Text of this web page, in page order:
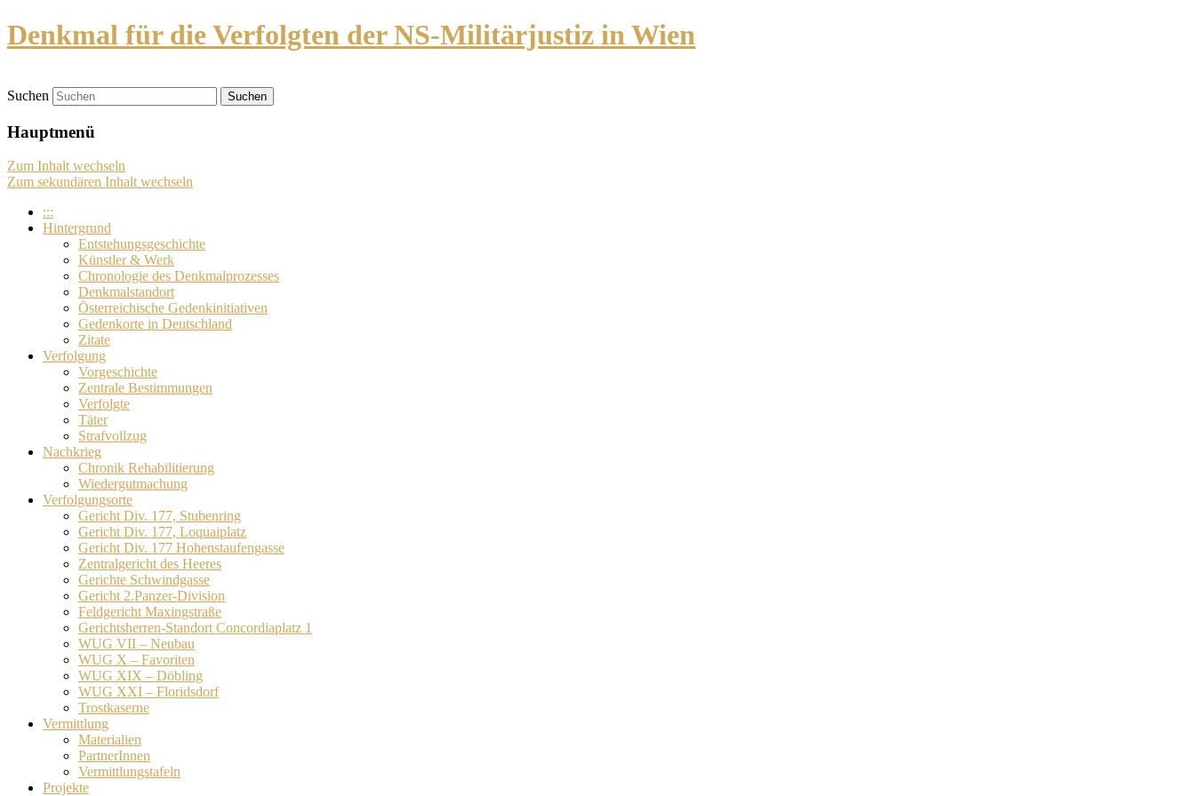
Denkmal für die Verfolgten der NS-Militärjustiz in Wien
Suchen
Hauptmenü
Zum Inhalt wechseln
Zum sekundären Inhalt wechseln
:::
Hintergrund
Entstehungsgeschichte
Künstler & Werk
Chronologie des Denkmalprozesses
Denkmalstandort
Österreichische Gedenkinitiativen
Gedenkorte in Deutschland
Zitate
Verfolgung
Vorgeschichte
Zentrale Bestimmungen
Verfolgte
Täter
Strafvollzug
Nachkrieg
Chronik Rehabilitierung
Wiedergutmachung
Verfolgungsorte
Gericht Div. 177, Stubenring
Gericht Div. 177, Loquaiplatz
Gericht Div. 177 Hohenstaufengasse
Zentralgericht des Heeres
Gerichte Schwindgasse
Gericht 2.Panzer-Division
Feldgericht Maxingstraße
Gerichtsherren-Standort Concordiaplatz 1
WUG VII – Neubau
WUG X – Favoriten
WUG XIX – Döbling
WUG XXI – Floridsdorf
Trostkaserne
Vermittlung
Materialien
PartnerInnen
Vermittlungstafeln
Projekte